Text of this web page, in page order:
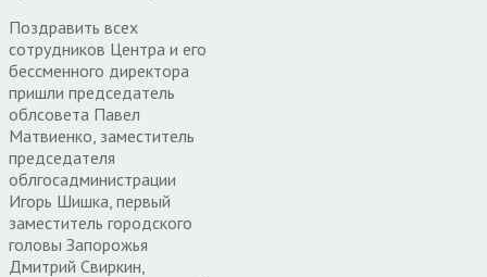
Поздравить всех
сотрудников Центра и его
бессменного директора
пришли председатель
облсовета Павел
Матвиенко, заместитель
председателя
облгосадминистрации
Игорь Шишка, первый
заместитель городского
головы Запорожья
Дмитрий Свиркин,